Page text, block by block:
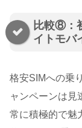
比較⑧：
イトモバ
格安SIMへの乗
ャンペーンは見
常に積極的で魅